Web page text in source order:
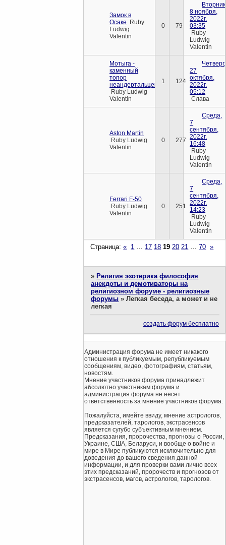
Замок в
Осаке Ruby
Ludwig
Valentin
0 79
8 ноября,
2022г.
03:35
Ruby
Ludwig
Valentin
Мотыга -
каменный
топор
неандертальцев
Ruby Ludwig
Valentin
1 124
Четверг,
27
октября,
2022г.
05:12
Слава
Aston Martin
Ruby Ludwig
Valentin
0 277
Среда,
7
сентября,
2022г.
16:48
Ruby
Ludwig
Valentin
Ferrari F-50
Ruby Ludwig
Valentin
0 251
Среда,
7
сентября,
2022г.
14:23
Ruby
Ludwig
Valentin
Страница:« 1 … 17 18 19 20 21 … 70 »
»Религия эзотерика философия
анекдоты и демотиваторы на
религиозном форуме - религиозные
форумы »Легкая беседа, а может и не
легкая
создать форум бесплатно
Администрация форума не имеет никакого
отношения к публикуемым, републикуемым
сообщениям, видео, фотографиям, статьям,
новостям.
Мнение участников форума принадлежит
абсолютно участникам форума и
администрация форума не несет
ответственность за мнение участников форума.
Пожалуйста, имейте ввиду, мнение астрологов,
предсказателей, тарологов, экстрасенсов
является сугубо субъективным мнением.
Предсказания, пророчества, прогнозы о России,
Украине, США, Беларуси, и вообще о войне и
мире в Мире публикуются исключительно для
доведения до вашего сведения данной
информации, и для проверки вами лично всех
этих предсказаний, пророчеств и прогнозов от
экстрасенсов, магов, астрологов, тарологов.